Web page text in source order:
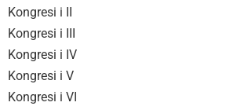
Kongresi i II
Kongresi i III
Kongresi i IV
Kongresi i V
Kongresi i VI